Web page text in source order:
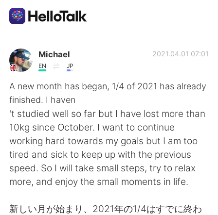
Ứng dụng trao đổi ngôn ngữ
AI Grammar Checker
Tiếng Việt
English 简体中文
繁體中文 Español
Michael
EN JP
2021.04.01 07:01
A new month has began, 1/4 of 2021 has already
finished. I haven
't studied well so far but I have lost more than
10kg since October. I want to continue
working hard towards my goals but I am too
tired and sick to keep up with the previous
speed. So I will take small steps, try to relax
more, and enjoy the small moments in life.
新しい月が始まり、2021年の1/4はすでに終わ